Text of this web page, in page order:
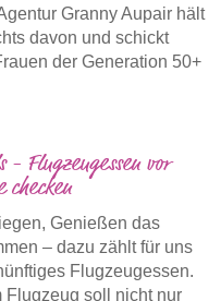
Granny Aupair hält
davon und schickt
der Generation 50+
Flugzeugessen vor
Genießen das
– dazu zählt für uns
Flugzeugessen.
Flugzeug soll nicht nur